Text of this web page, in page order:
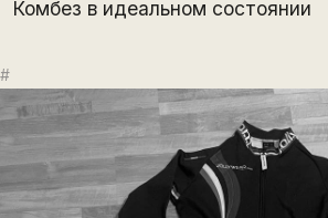
Комбез в идеальном состоянии
#